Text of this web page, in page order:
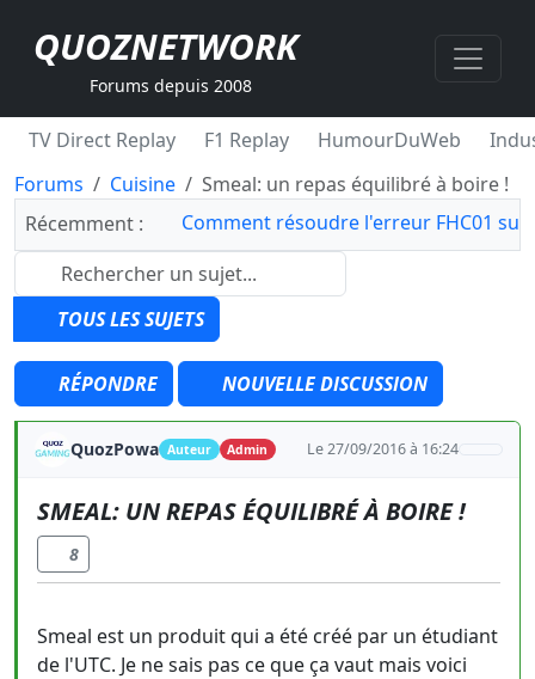
QUOZNETWORK
Forums depuis 2008
TV Direct Replay F1 Replay HumourDuWeb
Forums
Cuisine
Smeal: un repas équilibré à boire !
Récemment :
Comment résoudre l'erreur FHC01 sur
TOUS LES SUJETS
RÉPONDRE NOUVELLE DISCUSSION
QuozPowa Auteur Admin Le 27/09/2016 à 16:24
SMEAL: UN REPAS ÉQUILIBRÉ À BOIRE !
8
Smeal est un produit qui a été créé par un étudiant
de l'UTC. Je ne sais pas ce que ça vaut mais voici